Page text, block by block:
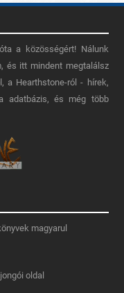
a közösségért! Nálunk
és itt mindent megtalálsz
a Hearthstone-ról - hírek,
adatbázis, és még több
magyarul
oldal